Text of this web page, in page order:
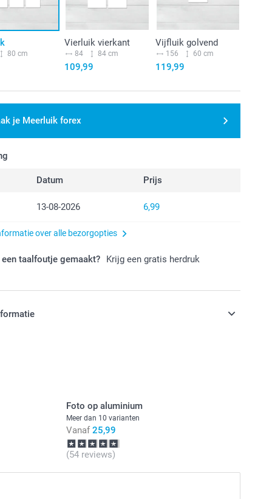
80 cm
Vierluik vierkant
84 84 cm
109,99
Vijfluik golvend
156 60 cm
119,99
je Meerluik forex
Datum Prijs
13-08-2026 6,99
over alle bezorgopties
een taalfoutje gemaakt? Krijg een gratis herdruk
Foto op aluminium
Meer dan 10 varianten
Vanaf 25,99
(54 reviews)